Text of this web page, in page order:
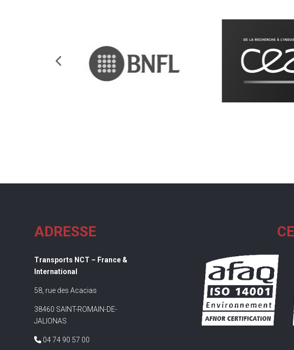
ADRESSE
Transports NCT – France &
International
58, rue des Acacias
38460 SAINT-ROMAIN-DE-
JALIONAS
04 74 90 57 00